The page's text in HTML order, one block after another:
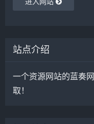
站点介绍
一个资源网站的蓝奏
取！